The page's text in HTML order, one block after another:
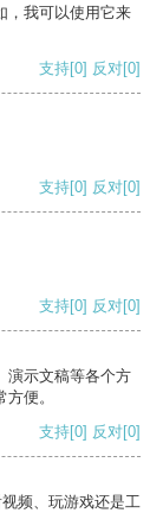
，我可以使用它来
支持[0] 反对[0]
支持[0] 反对[0]
支持[0] 反对[0]
演示文稿等各个方
便。
支持[0] 反对[0]
频、玩游戏还是工